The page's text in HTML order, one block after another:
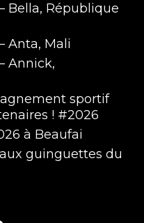
Bella, République
Anta, Mali
Annick,
sportif
! #2026
à Beaufai
guinguettes du